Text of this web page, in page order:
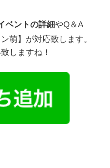
ベントの詳細やQ＆A
萌】が対応致します。
しますね！